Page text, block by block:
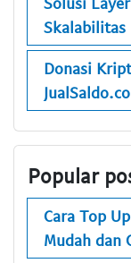
Skalabilitas
Donasi
Popular
Cara Top
Mudah dan